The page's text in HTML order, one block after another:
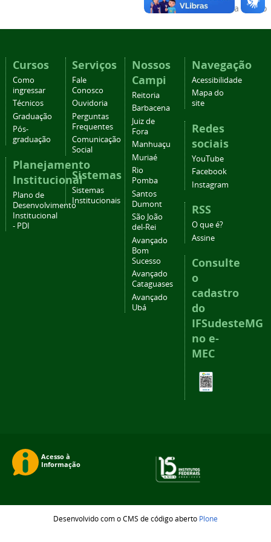
Voltar para o topo
Cursos
Como
ingressar
Técnicos
Graduação
Pós-
graduação
Planejamento
Institucional
Plano de
Desenvolvimento
Institucional
- PDI
Serviços
Fale
Conosco
Ouvidoria
Perguntas
Frequentes
Comunicação
Social
Sistemas
Sistemas
Institucionais
Nossos
Campi
Reitoria
Barbacena
Juiz de
Fora
Manhuaçu
Muriaé
Rio
Pomba
Santos
Dumont
São João
del-Rei
Avançado
Bom
Sucesso
Avançado
Cataguases
Avançado
Ubá
Navegação
Acessibilidade
Mapa do
site
Redes
sociais
YouTube
Facebook
Instagram
RSS
O que é?
Assine
Consulte
o
cadastro
do
IFSudesteMG
no e-
MEC
Desenvolvido com o CMS de código aberto Plone